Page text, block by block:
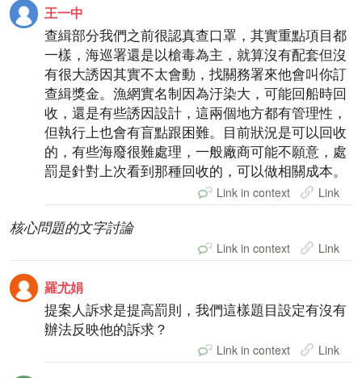
王一中
查緝部分我們之前很認真查口罩，其實重點項目都
一樣，海巡署還是以槍毒為主，就算沒有配套但沒
有很大誘因其實不太會動，找關務署來他會叫你訂
查緝獎金。漁網實名制因為汙染大，可能回船時回
收，還是有些誘因設計，這兩個地方都有管理性，
但執行上也會有盲點跟困難。目前狀況是可以回收
的，有些海廢很難處理，一般廠商可能不願意，處
罰是針對上次看到那種回收的，可以做相關成本。
Link in context Link
核心問題的文字討論
Link in context Link
羅尤娟
提案人訴求是提高罰則，我們這樣題目設定有沒有
辦法反映他的訴求？
Link in context Link